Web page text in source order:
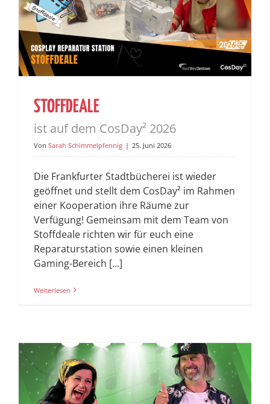
STOFFDEALE
ist auf dem CosDay² 2026
Von Sarah Schimmelpfennig | 25. Juni 2026
Die Frankfurter Stadtbücherei ist wieder
geöffnet und stellt dem CosDay² im Rahmen
einer Kooperation ihre Räume zur
Verfügung! Gemeinsam mit dem Team von
Stoffdeale richten wir für euch eine
Reparaturstation sowie einen kleinen
Gaming-Bereich [...]
Weiterlesen